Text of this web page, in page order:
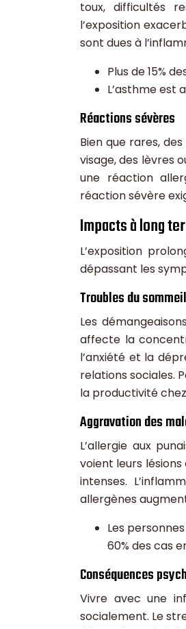
toux, difficultés
l’exposition
sont dues à
Plus de 15%
L’asthme est
Réactions sévères
Bien que rares,
visage, des lèvres
une réaction
réaction sévère
Impacts à long
L’exposition
dépassant les
Troubles du sommeil
Les
affecte la
l’anxiété et la
relations sociales.
la productivité
Aggravation des
L’allergie aux
voient leurs
intenses.
allergènes
Les
60% des cas
Conséquences
Vivre avec une
socialement. Le